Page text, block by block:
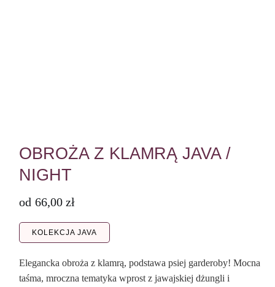
OBROŻA Z KLAMRĄ JAVA /
NIGHT
od 66,00 zł
KOLEKCJA JAVA
Elegancka obroża z klamrą, podstawa psiej garderoby! Mocna
taśma, mroczna tematyka wprost z jawajskiej dżungli i